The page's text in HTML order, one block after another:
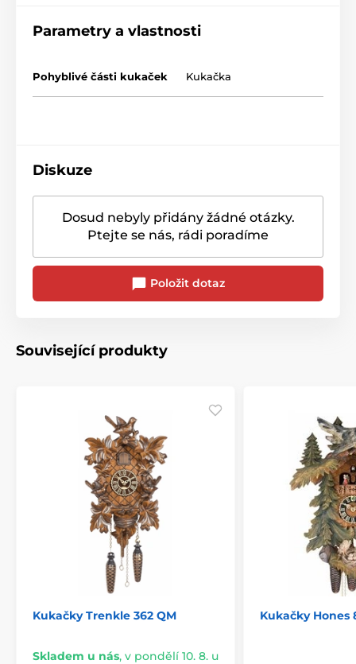
Parametry a vlastnosti
Pohyblivé části kukaček Kukačka
Diskuze
Dosud nebyly přidány žádné otázky.
Ptejte se nás, rádi poradíme
Položit dotaz
Související produkty
Kukačky Trenkle 362 QM
Skladem u nás, v pondělí 10. 8. u
Kukačky Hones